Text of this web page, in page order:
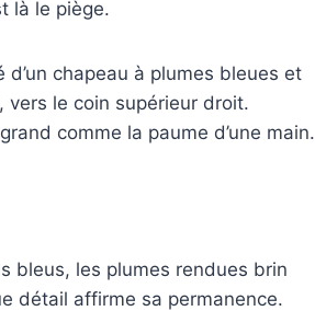
là le piège.
chapeau à plumes bleues et
vers le coin supérieur droit.
comme la paume d’une main.
bleus, les plumes rendues brin
détail affirme sa permanence.